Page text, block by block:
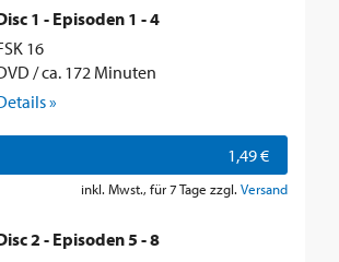
1 - Episoden 1 - 4
16
/ ca. 172 Minuten
»
1,49 €
inkl. Mwst., für 7 Tage zzgl. Versand
2 - Episoden 5 - 8